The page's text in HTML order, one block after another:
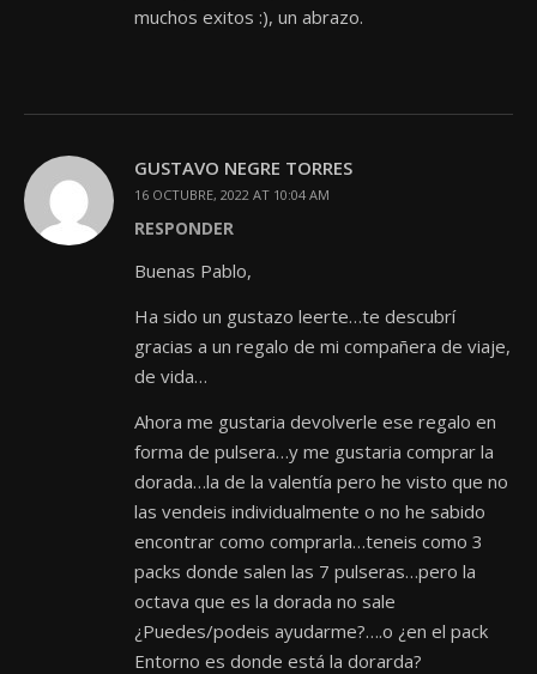
muchos exitos :), un abrazo.
GUSTAVO NEGRE TORRES
16 OCTUBRE, 2022 AT 10:04 AM
RESPONDER
Buenas Pablo,
Ha sido un gustazo leerte…te descubrí
gracias a un regalo de mi compañera de viaje,
de vida…
Ahora me gustaria devolverle ese regalo en
forma de pulsera…y me gustaria comprar la
dorada…la de la valentía pero he visto que no
las vendeis individualmente o no he sabido
encontrar como comprarla…teneis como 3
packs donde salen las 7 pulseras…pero la
octava que es la dorada no sale
¿Puedes/podeis ayudarme?….o ¿en el pack
Entorno es donde está la dorarda?